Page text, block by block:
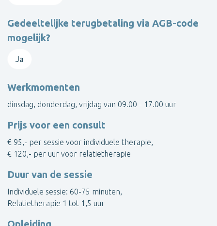
Gedeeltelijke terugbetaling via AGB-code
mogelijk?
Ja
Werkmomenten
dinsdag, donderdag, vrijdag van 09.00 - 17.00 uur
Prijs voor een consult
€ 95,- per sessie voor individuele therapie,
€ 120,- per uur voor relatietherapie
Duur van de sessie
Individuele sessie: 60-75 minuten,
Relatietherapie 1 tot 1,5 uur